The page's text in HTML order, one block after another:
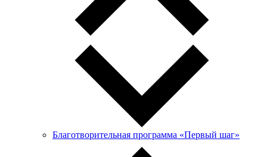
Благотворительная программа «Первый шаг»